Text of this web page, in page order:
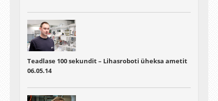
Teadlase 100 sekundit – Lihasroboti üheksa ametit
06.05.14